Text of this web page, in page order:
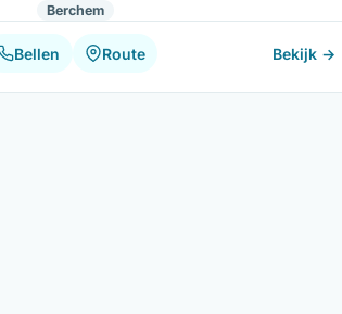
Berchem
Bellen Route Bekijk →